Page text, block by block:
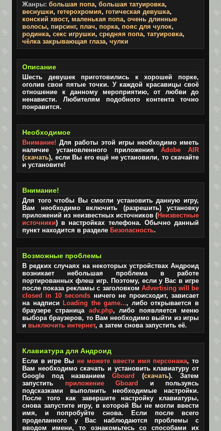
Жанры: большая попа, большая татуировка,
веснушки, гетерохромия, готическая девушка,
конский хвост, маленькая попа, очень длинные
волосы, пирсинг, плач, порка, пояс для чулок,
родинка, секс игрушки, средняя попа, татуировка,
чёлка закрывающая глаза, чулки
Описание
Шесть девушек приготовились к хорошей порке,
оголив свои пятые точки. У каждой красавицы своё
отношение к данному мероприятию, от любви до
ненависти. Любителям подобного контента точно
понравится.
Необходимое
Внимание! Для работы этой игры необходимо иметь
наличие установленного приложенияAdobe AIR
(скачать), если Вы его ещё не установили, то скачайте
и установите!
Внимание!
Для того чтобы Вы смогли установить данную игру,
Вам необходимо включить (разрешить) установку
приложений из неизвестных источников (Неизвестные
источники) в настройках телефона. Обычно данный
пункт находится в разделе Безопасность.
Возможные проблемы
В редких случаях на некоторых устройствах Андроид
возникает небольшая проблема в работе
портированных флеш игр. Поэтому, если у Вас в игре
после показа рекламы с заголовком Advertising will be
closed in 10 seconds ничего не происходит, зависает
на надписи Loading the game..., либо открывается в
браузере страница adv.php, либо появляется меню
выбора браузеров, то Вам необходимо выйти из игры
и выключить интернет, а затем снова запустить её.
Клавиатура для Андроид
Если в игре Вы не можете ввести имя персонажа, то
Вам необходимо скачать и установить клавиатуру от
Google под названиемGboard (скачать). Затем
запустить приложение Gboard
и пользуясь
подсказками выполнить необходимые настройки.
После того как завершите настройку клавиатуры,
снова запустите игру, в которой Вы не могли ввести
имя, и попробуйте снова. Если после всего
проделанного у Вас наблюдаются проблемы с
вводом имени, то ознакомьтесь со способами их